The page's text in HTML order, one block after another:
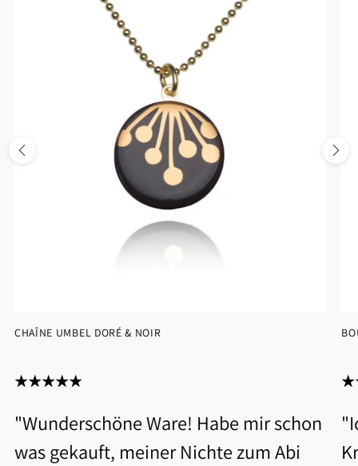
"Wunderschöne Ware! Habe mir schon
was gekauft, meiner Nichte zum Abi
CHAÎNE UMBEL DORÉ & NOIR